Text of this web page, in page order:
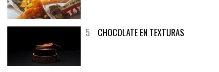
5 CHOCOLATE EN TEXTURAS